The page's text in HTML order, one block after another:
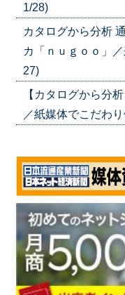
1/28)
カタログから分析
カ「ｎｕｇｏｏ」
27)
【カタログから分
／紙媒体でこだわ